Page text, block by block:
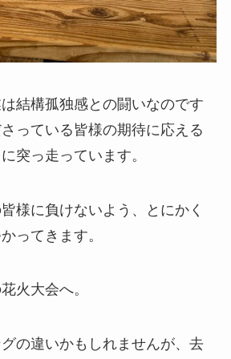
結構孤独感との闘いなのです
っている皆様の期待に応える
突っ走っています。
様に負けないよう、とにかく
ってきます。
火大会へ。
の違いかもしれませんが、去